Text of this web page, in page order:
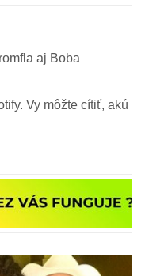
aj Boba
Vy môžte cítiť, akú